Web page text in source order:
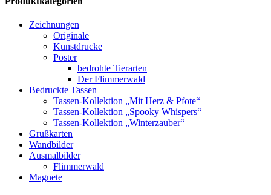
Zeichnungen
Originale
Kunstdrucke
Poster
bedrohte Tierarten
Der Flimmerwald
Bedruckte Tassen
Tassen-Kollektion „Mit Herz & Pfote“
Tassen-Kollektion „Spooky Whispers“
Tassen-Kollektion „Winterzauber“
Grußkarten
Wandbilder
Ausmalbilder
Flimmerwald
Magnete